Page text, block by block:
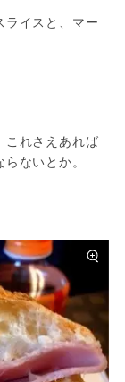
イスと、マー
これさえあれば
ないとか。